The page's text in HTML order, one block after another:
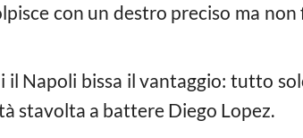
con un destro preciso ma
il Napoli bissa il vantaggio: tutto
stavolta a battere Diego Lopez.